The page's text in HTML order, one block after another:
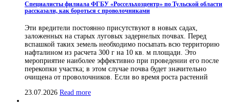
Специалисты филиала ФГБУ «Россельхозцентр» по Тульской области
рассказали, как бороться с проволочниками
Эти вредители постоянно присутствуют в новых садах,
заложенных на старых луговых задернелых почвах. Перед
вспашкой таких земель необходимо посыпать всю территорию
нафталином из расчета 300 г на 10 кв. м площади. Это
мероприятие наиболее эффективно при проведении его после
перекопки участка; в этом случае почва будет значительно
очищена от проволочников. Если во время роста растений
23.07.2026 Read more